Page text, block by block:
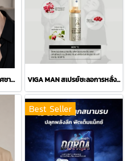
Androgen Gel ฮอร์โมนเพศชายแบบทา Testosterone VIGA MAN สเปรย์ชะลอการหลั่งสำหรับผู้ชาย
Best Seller